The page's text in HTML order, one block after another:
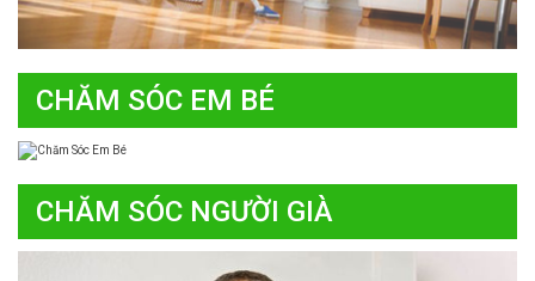
CHĂM SÓC EM BÉ
CHĂM SÓC NGƯỜI GIÀ